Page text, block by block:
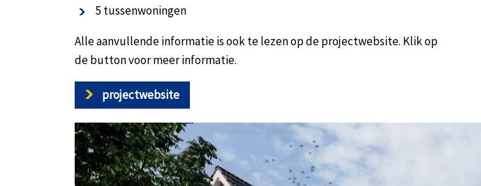
5 tussenwoningen
Alle aanvullende informatie is ook te lezen op de projectwebsite. Klik op
de button voor meer informatie.
projectwebsite